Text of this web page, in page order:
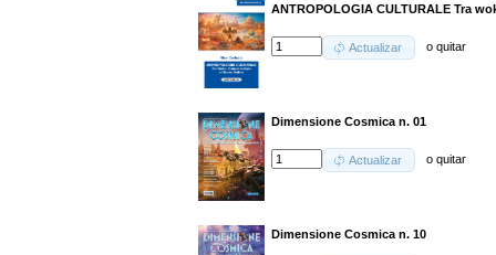
ANTROPOLOGIA CULTURALE Tra
Actualizar oquitar
Dimensione Cosmica n. 01
Actualizar oquitar
Dimensione Cosmica n. 10